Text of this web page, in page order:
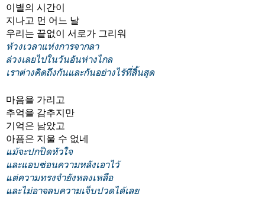
이별의 시간이
지나고 먼 어느 날
우리는 끝없이 서로가 그리워
ห้วงเวลาแห่งการจากลา
ล่วงเลยไปในวันอันห่างไกล
เราต่างคิดถึงกันและกันอย่างไร้ที่สิ้นสุด
마음을 가리고
추억을 감추지만
기억은 남았고
아픔은 지울 수 없네
แม้จะปกปิดหัวใจ
และแอบซ่อนความหลังเอาไว้
แต่ความทรงจำยังหลงเหลือ
และไม่อาจลบความเจ็บปวดได้เลย